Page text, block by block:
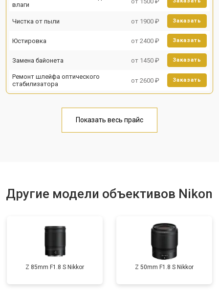
влаги
Чистка от пыли от 1900 ₽ Заказать
Юстировка от 2400 ₽ Заказать
Замена байонета от 1450 ₽ Заказать
Ремонт шлейфа оптического
стабилизатора
от 2600 ₽ Заказать
Показать весь прайс
Другие модели объективов Nikon
Z 85mm F1.8 S Nikkor Z 50mm F1.8 S Nikkor